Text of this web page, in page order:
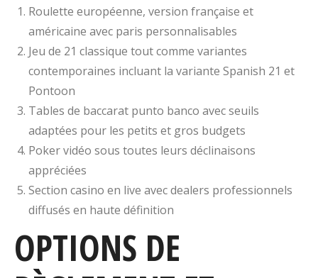
Roulette européenne, version française et
américaine avec paris personnalisables
Jeu de 21 classique tout comme variantes
contemporaines incluant la variante Spanish 21 et
Pontoon
Tables de baccarat punto banco avec seuils
adaptées pour les petits et gros budgets
Poker vidéo sous toutes leurs déclinaisons
appréciées
Section casino en live avec dealers professionnels
diffusés en haute définition
OPTIONS DE